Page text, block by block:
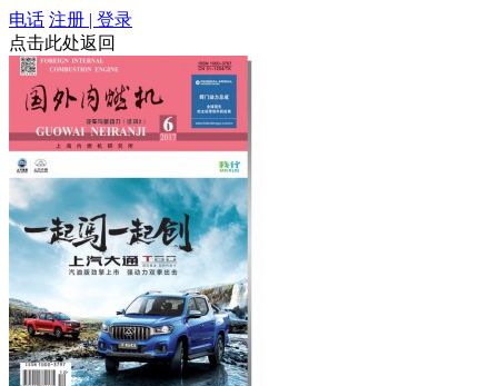
电话 注册 | 登录
点击此处返回